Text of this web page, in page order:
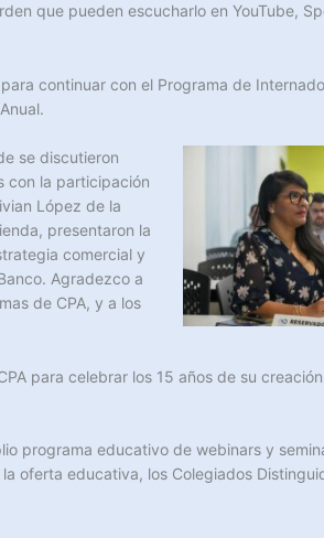
que pueden escucharlo en YouTube,
continuar con el Programa de
se discutieron
con la participación
López de la
presentaron la
comercial y
Agradezco a
de CPA, y a los
para celebrar los 15 años de su
programa educativo de webinars y
oferta educativa, los Colegiados